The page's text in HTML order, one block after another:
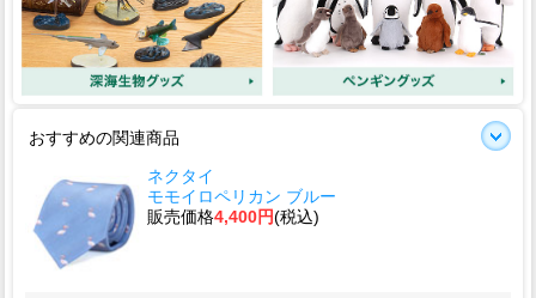
おすすめの関連商品
ネクタイ
モモイロペリカン ブルー
販売価格4,400円(税込)